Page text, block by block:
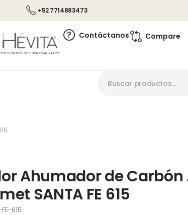
+52 7714883473
Contáctanos Compare
Ahumador de
SANTA FE 615
615